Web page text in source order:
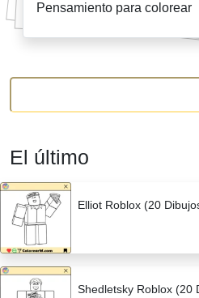
Pensamiento para colorear
El último
Elliot Roblox (20
Shedletsky Roblox (20